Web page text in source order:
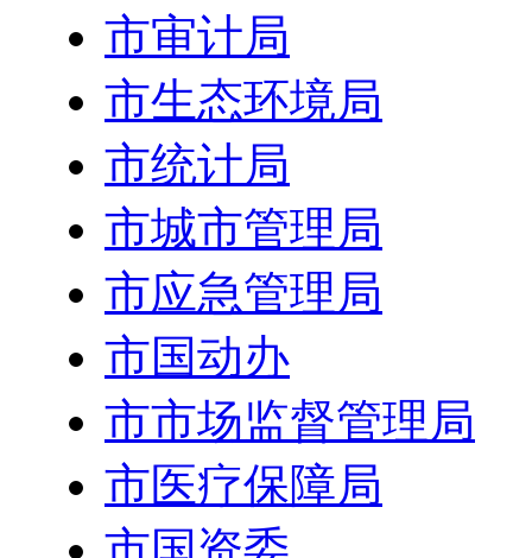
市审计局
市生态环境局
市统计局
市城市管理局
市应急管理局
市国动办
市市场监督管理局
市医疗保障局